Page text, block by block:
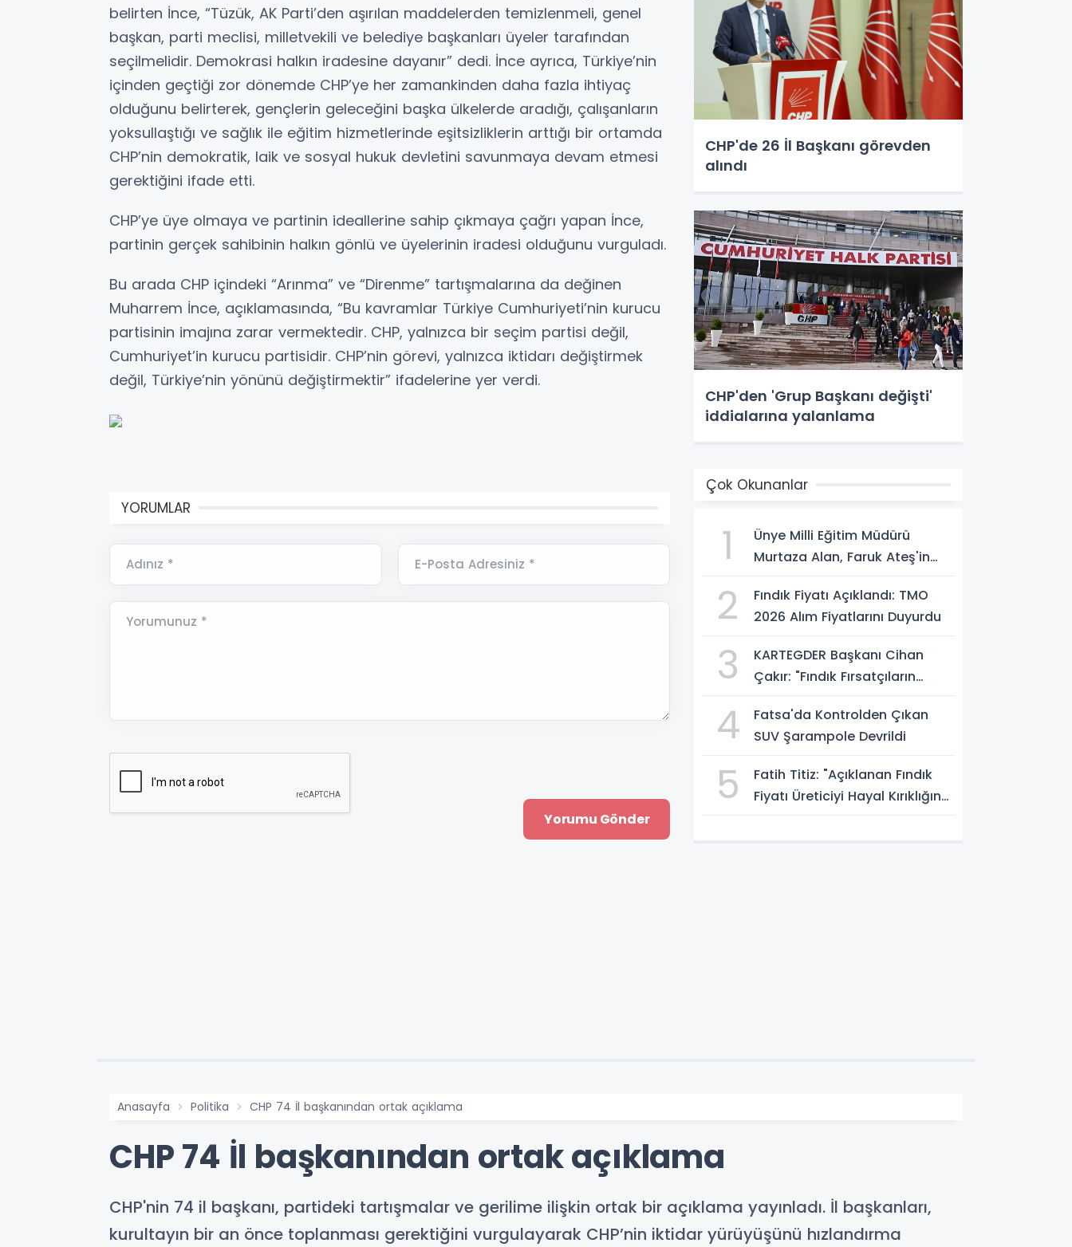
belirten İnce, “Tüzük, AK Parti’den aşırılan maddelerden temizlenmeli, genel
başkan, parti meclisi, milletvekili ve belediye başkanları üyeler tarafından
seçilmelidir. Demokrasi halkın iradesine dayanır” dedi. İnce ayrıca, Türkiye’nin
içinden geçtiği zor dönemde CHP’ye her zamankinden daha fazla ihtiyaç
olduğunu belirterek, gençlerin geleceğini başka ülkelerde aradığı, çalışanların
yoksullaştığı ve sağlık ile eğitim hizmetlerinde eşitsizliklerin arttığı bir ortamda
CHP’nin demokratik, laik ve sosyal hukuk devletini savunmaya devam etmesi
gerektiğini ifade etti.
CHP’ye üye olmaya ve partinin ideallerine sahip çıkmaya çağrı yapan İnce,
partinin gerçek sahibinin halkın gönlü ve üyelerinin iradesi olduğunu vurguladı.
Bu arada CHP içindeki “Arınma” ve “Direnme” tartışmalarına da değinen
Muharrem İnce, açıklamasında, “Bu kavramlar Türkiye Cumhuriyeti’nin kurucu
partisinin imajına zarar vermektedir. CHP, yalnızca bir seçim partisi değil,
Cumhuriyet’in kurucu partisidir. CHP’nin görevi, yalnızca iktidarı değiştirmek
değil, Türkiye’nin yönünü değiştirmektir” ifadelerine yer verdi.
YORUMLAR
Adınız * E-Posta Adresiniz *
Yorumunuz *
CHP'de 26 İl Başkanı görevden
alındı
CHP'den 'Grup Başkanı değişti'
iddialarına yalanlama
Çok Okunanlar
1
Ünye Milli Eğitim Müdürü
Murtaza Alan, Faruk Ateş'in
2
Fındık Fiyatı Açıklandı: TMO
2026 Alım Fiyatlarını Duyurdu
3
KARTEGDER Başkanı Cihan
Çakır: "Fındık Fırsatçıların
4
Fatsa'da Kontrolden Çıkan
SUV Şarampole Devrildi
5
Fatih Titiz: "Açıklanan Fındık
Fiyatı Üreticiyi Hayal Kırıklığına
Anasayfa Politika CHP 74 İl başkanından ortak açıklama
CHP 74 İl başkanından ortak açıklama
CHP'nin 74 il başkanı, partideki tartışmalar ve gerilime ilişkin ortak bir açıklama yayınladı. İl başkanları,
kurultayın bir an önce toplanması gerektiğini vurgulayarak CHP’nin iktidar yürüyüşünü hızlandırma